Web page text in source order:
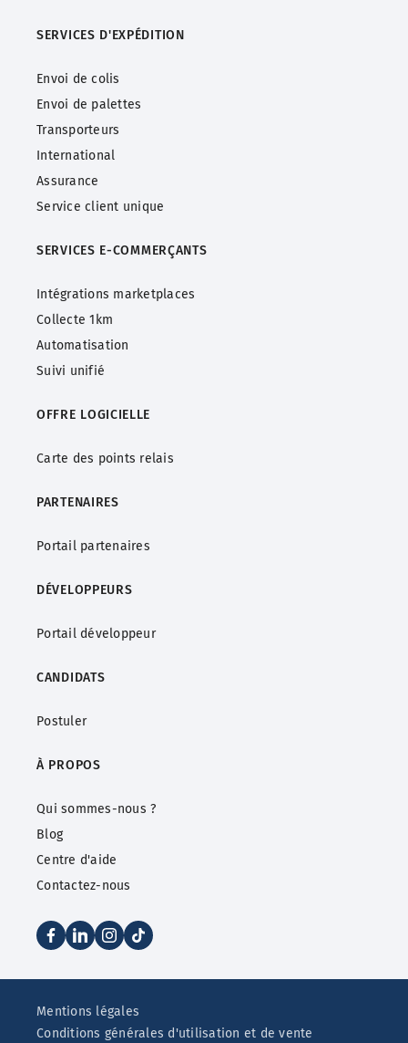
SERVICES D'EXPÉDITION
Envoi de colis
Envoi de palettes
Transporteurs
International
Assurance
Service client unique
SERVICES E-COMMERÇANTS
Intégrations marketplaces
Collecte 1km
Automatisation
Suivi unifié
OFFRE LOGICIELLE
Carte des points relais
PARTENAIRES
Portail partenaires
DÉVELOPPEURS
Portail développeur
CANDIDATS
Postuler
À PROPOS
Qui sommes-nous ?
Blog
Centre d'aide
Contactez-nous
Mentions légales
Conditions générales d'utilisation et de vente